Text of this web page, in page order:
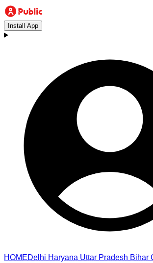
Install App
HOMEDelhi Haryana Uttar Pradesh Bihar